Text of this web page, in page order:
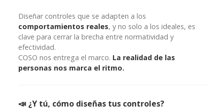
Diseñar controles que se adapten a los
comportamientos reales, y no solo a los ideales, es
clave para cerrar la brecha entre normatividad y
efectividad.
COSO nos entrega el marco. La realidad de las
personas nos marca el ritmo.
📣 ¿Y tú, cómo diseñas tus controles?